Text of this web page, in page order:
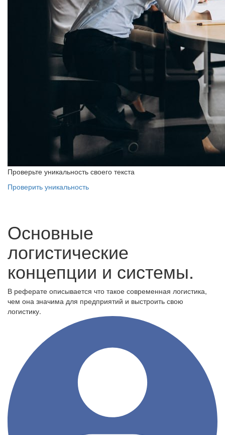
Проверьте уникальность своего текста
Проверить уникальность
Основные
логистические
концепции и системы.
В реферате описывается что такое современная логистика,
чем она значима для предприятий и выстроить свою
логистику.